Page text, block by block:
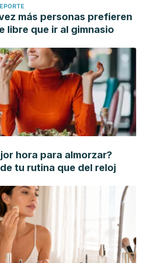
más personas prefieren
libre que ir al gimnasio
hora para almorzar?
tu rutina que del reloj